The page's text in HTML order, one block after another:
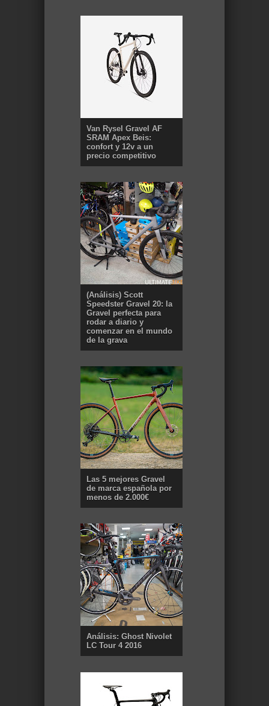
Van Rysel Gravel AF
SRAM Apex Beis:
confort y 12v a un
precio competitivo
(Análisis) Scott
Speedster Gravel 20: la
Gravel perfecta para
rodar a diario y
comenzar en el mundo
de la grava
Las 5 mejores Gravel
de marca española por
menos de 2.000€
Análisis: Ghost Nivolet
LC Tour 4 2016